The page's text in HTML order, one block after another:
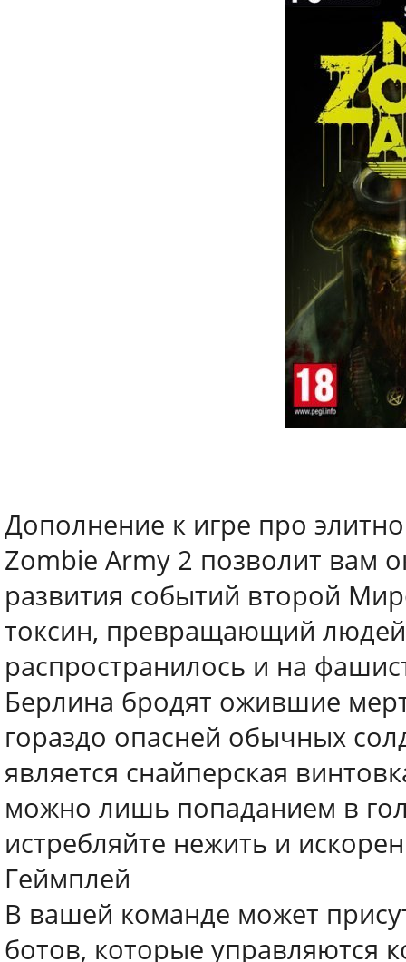
Дополнение к игре про
Zombie Army 2 позволит вам
развития событий второй
токсин, превращающий
распространилось и на
Берлина бродят ожившие
гораздо опасней обычных
является снайперская
можно лишь попаданием в
истребляйте нежить и
Геймплей
В вашей команде может
ботов, которые управляются